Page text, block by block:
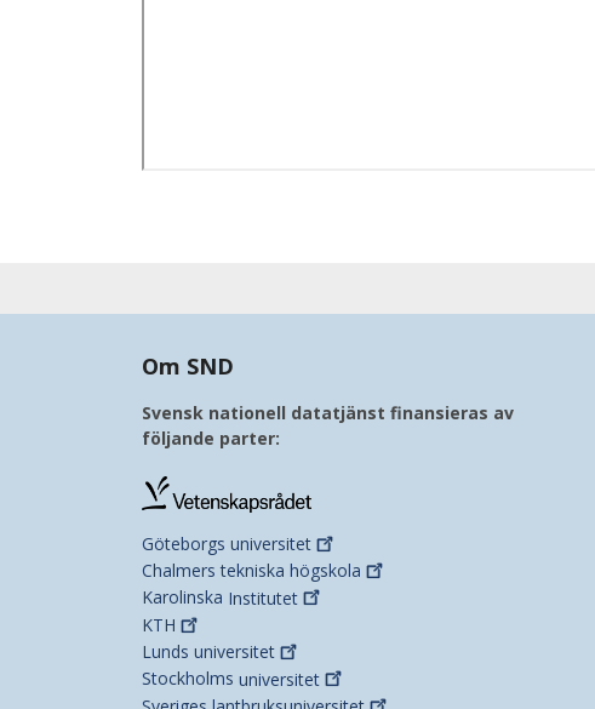
Om SND
Svensk nationell datatjänst finansieras av
följande parter:
Göteborgs universitet
Chalmers tekniska högskola
Karolinska Institutet
KTH
Lunds universitet
Stockholms universitet